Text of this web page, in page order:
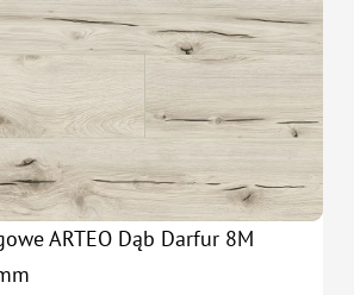
ARTEO Dąb Darfur 8M